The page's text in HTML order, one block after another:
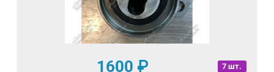
7 шт.
1600 ₽